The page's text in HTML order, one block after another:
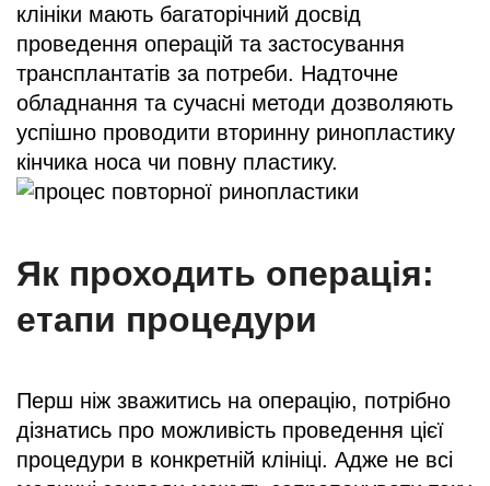
клініки мають багаторічний досвід
проведення операцій та застосування
трансплантатів за потреби. Надточне
обладнання та сучасні методи дозволяють
успішно проводити вторинну ринопластику
кінчика носа чи повну пластику.
Як проходить операція:
етапи процедури
Перш ніж зважитись на операцію, потрібно
дізнатись про можливість проведення цієї
процедури в конкретній клініці. Адже не всі